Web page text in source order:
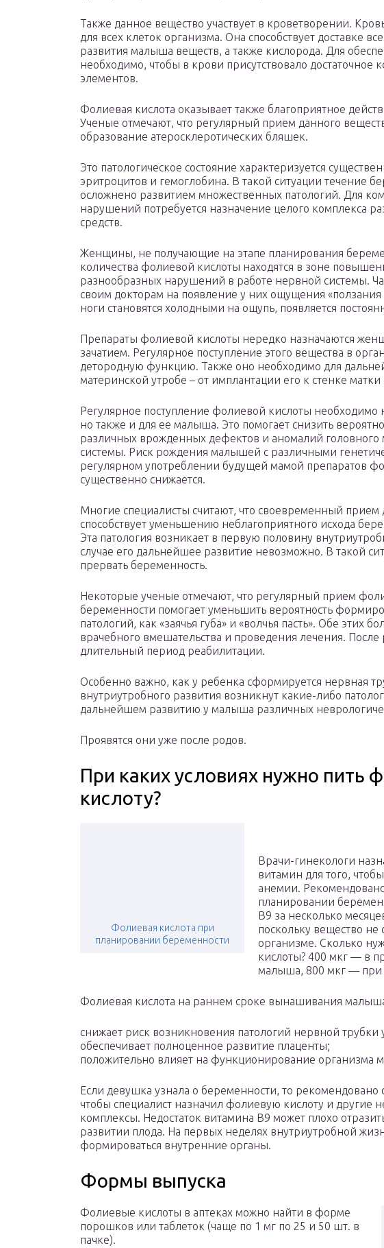
Также данное вещество участвует в кроветворении.
для всех клеток организма. Она способствует доставке
развития малыша веществ, а также кислорода. Для
необходимо, чтобы в крови присутствовало достаточное
элементов.
Фолиевая кислота оказывает также благоприятное
Ученые отмечают, что регулярный прием данного
образование атеросклеротических бляшек.
Это патологическое состояние характеризуется
эритроцитов и гемоглобина. В такой ситуации течение
осложнено развитием множественных патологий. Для
нарушений потребуется назначение целого комплекса
средств.
Женщины, не получающие на этапе планирования
количества фолиевой кислоты находятся в зоне
разнообразных нарушений в работе нервной системы.
своим докторам на появление у них ощущения
ноги становятся холодными на ощупь, появляется
Препараты фолиевой кислоты нередко назначаются
зачатием. Регулярное поступление этого вещества в
детородную функцию. Также оно необходимо для
материнской утробе – от имплантации его к стенке
Регулярное поступление фолиевой кислоты необходимо
но также и для ее малыша. Это помогает снизить
различных врожденных дефектов и аномалий головного
системы. Риск рождения малышей с различными
регулярном употреблении будущей мамой препаратов
существенно снижается.
Многие специалисты считают, что своевременный прием
способствует уменьшению неблагоприятного исхода
Эта патология возникает в первую половину
случае его дальнейшее развитие невозможно. В такой
прервать беременность.
Некоторые ученые отмечают, что регулярный прием
беременности помогает уменьшить вероятность
патологий, как «заячья губа» и «волчья пасть». Обе этих
врачебного вмешательства и проведения лечения. После
длительный период реабилитации.
Особенно важно, как у ребенка сформируется нервная
внутриутробного развития возникнут какие-либо
дальнейшем развитию у малыша различных
Проявятся они уже после родов.
При каких условиях нужно пить
кислоту?
Фолиевая кислота при
планировании беременности
Врачи-гинекологи
витамин для того,
анемии.
планировании
B9 за несколько
поскольку вещество не
организме. Сколько
кислоты? 400 мкг — в
малыша, 800 мкг — при
Фолиевая кислота на раннем сроке вынашивания
снижает риск возникновения патологий нервной трубки
обеспечивает полноценное развитие плаценты;
положительно влияет на функционирование
Если девушка узнала о беременности, то рекомендовано
чтобы специалист назначил фолиевую кислоту и другие
комплексы. Недостаток витамина B9 может плохо
развитии плода. На первых неделях внутриутробной
формироваться внутренние органы.
Формы выпуска
Фолиевые кислоты в аптеках можно найти в форме
порошков или таблеток (чаще по 1 мг по 25 и 50 шт. в
пачке).